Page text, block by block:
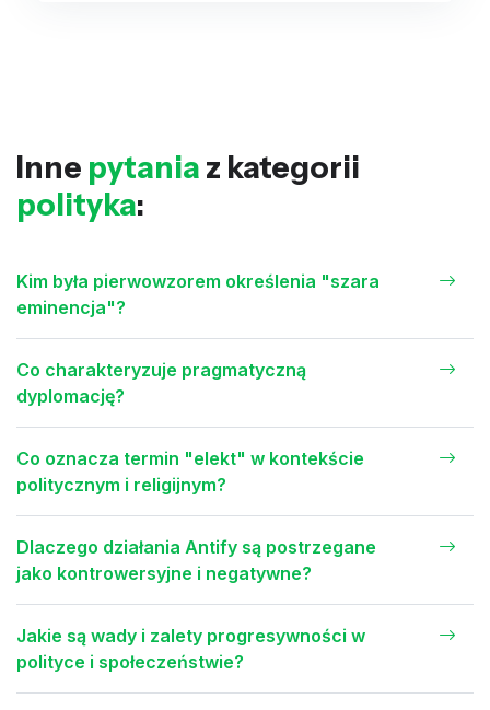
Inne pytania z kategorii
polityka:
Kim była pierwowzorem określenia "szara
eminencja"?
Co charakteryzuje pragmatyczną
dyplomację?
Co oznacza termin "elekt" w kontekście
politycznym i religijnym?
Dlaczego działania Antify są postrzegane
jako kontrowersyjne i negatywne?
Jakie są wady i zalety progresywności w
polityce i społeczeństwie?